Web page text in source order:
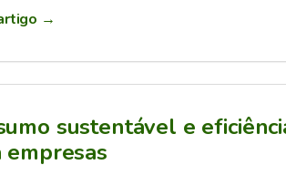
→
sustentável e
empresas